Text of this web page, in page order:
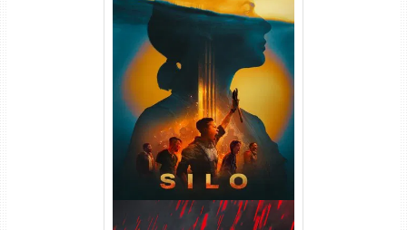
Silo 2ª Temporada (2024)
WEB-DL 1080p Dual Áudio